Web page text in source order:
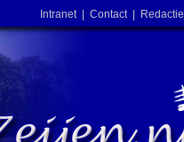
Intranet| Contact| Redactie